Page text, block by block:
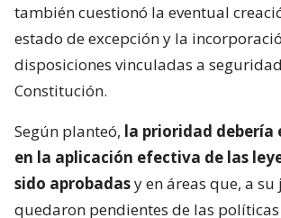
también cuestionó la eventual
estado de excepción y la
disposiciones vinculadas a
Constitución.
Según planteó, la prioridad debería
en la aplicación efectiva de las
sido aprobadasy en áreas que, a su
quedaron pendientes de las